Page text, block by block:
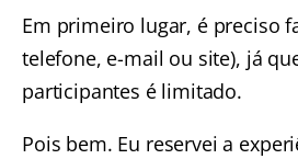
Em primeiro lugar, é preciso
telefone, e-mail ou site), já
participantes é limitado.
Pois bem. Eu reservei a